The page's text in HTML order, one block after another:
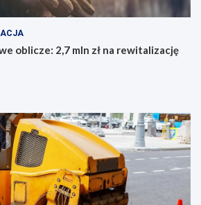
oblicze: 2,7 mln zł na rewitalizację